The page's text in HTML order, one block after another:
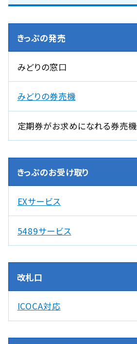
きっぷの発売
みどりの窓口
みどりの券売機
定期券がお求めになれる券売機
きっぷのお受け取り
EXサービス
5489サービス
改札口
ICOCA対応